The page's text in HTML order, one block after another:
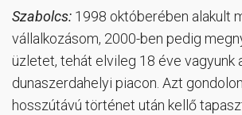
Szabolcs: 1998 októberében alakult
vállalkozásom, 2000-ben pedig
üzletet, tehát elvileg 18 éve vagyunk
dunaszerdahelyi piacon. Azt
hosszútávú történet után kellő